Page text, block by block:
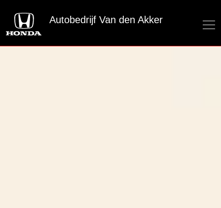
Autobedrijf Van den Akker